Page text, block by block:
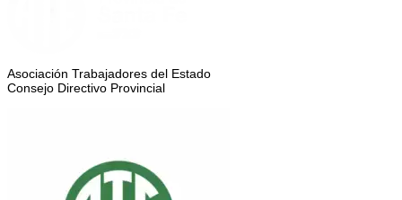
Asociación Trabajadores del Estado
Consejo Directivo Provincial